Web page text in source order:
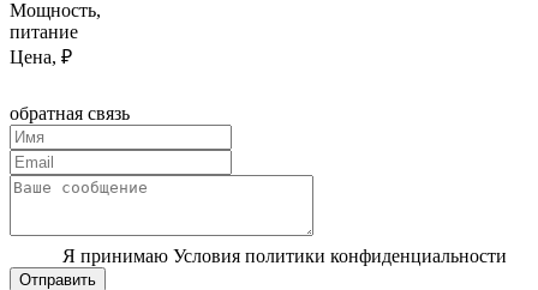
Мощность,
питание
Цена, ₽
обратная связь
Я принимаю Условия политики конфиденциальности
Отправить